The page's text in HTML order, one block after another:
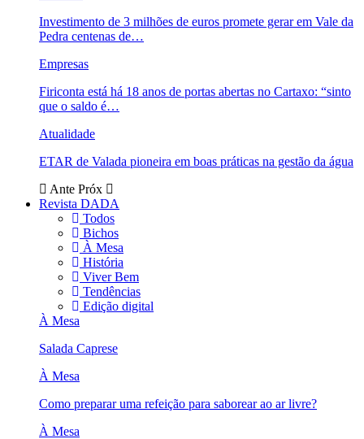
Investimento de 3 milhões de euros promete gerar em Vale da
Pedra centenas de…
Empresas
Firiconta está há 18 anos de portas abertas no Cartaxo: “sinto
que o saldo é…
Atualidade
ETAR de Valada pioneira em boas práticas na gestão da água
Ante Próx
Revista DADA
Todos
Bichos
À Mesa
História
Viver Bem
Tendências
Edição digital
À Mesa
Salada Caprese
À Mesa
Como preparar uma refeição para saborear ao ar livre?
À Mesa